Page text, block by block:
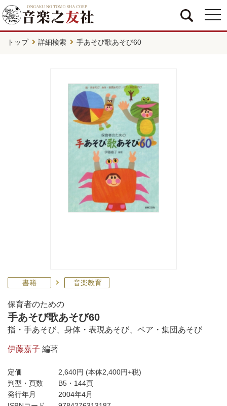
トップ 詳細検索 手あそび歌あそび60
書籍 音楽教育
保育者のための
手あそび歌あそび60
指・手あそび、身体・表現あそび、ペア・集団あそび
伊藤嘉子 編著
定価 2,640円 (本体2,400円+税)
判型・頁数
B5・144頁
発行年月
2004年4月